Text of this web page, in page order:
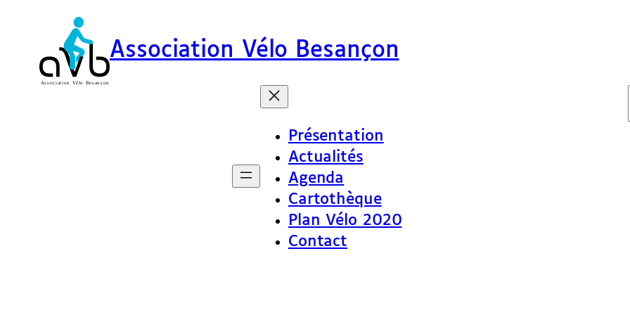
Association Vélo Besançon
Présentation
Actualités
Agenda
Cartothèque
Plan Vélo 2020
Contact